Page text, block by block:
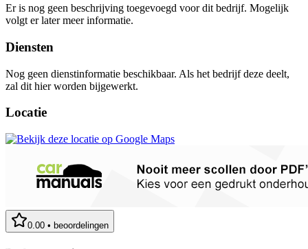
Er is nog geen beschrijving toegevoegd voor dit bedrijf. Mogelijk
volgt er later meer informatie.
Diensten
Nog geen dienstinformatie beschikbaar. Als het bedrijf deze deelt,
zal dit hier worden bijgewerkt.
Locatie
0.00 • beoordelingen